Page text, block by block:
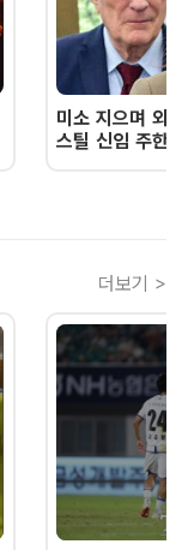
미소 지으며 외
스틸 신임 주한
더보기 >